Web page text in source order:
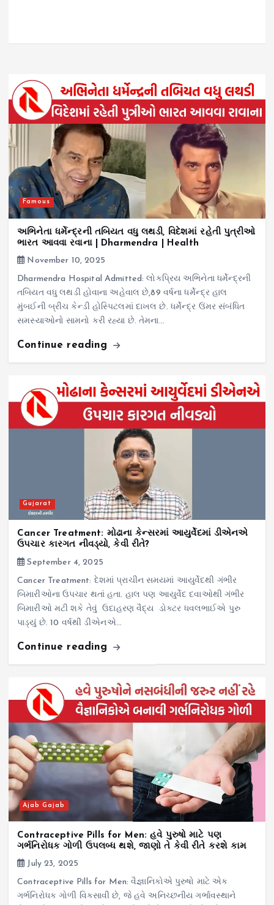
Famous
અભિનેતા ધર્મેન્દ્રની તબિયત વધુ લથડી, વિદેશમાં રહેતી પુત્રીઓ
ભારત આવવા રવાના | Dharmendra | Health
November 10, 2025
Dharmendra Hospital Admitted: લોકપ્રિય અભિનેતા ધર્મેન્દ્રની
તબિયત વધુ લથડી હોવાના અહેવાલ છે,89 વર્ષના ધર્મેન્દ્ર હાલ
મુંબઈની બ્રીચ કેન્ડી હોસ્પિટલમાં દાખલ છે. ધર્મેન્દ્ર ઉંમર સંબંધિત
સમસ્યાઓનો સામનો કરી રહ્યા છે. તેમના…
Continue reading
Gujarat
Cancer Treatment: મોઢાના કેન્સરમાં આયુર્વેદમાં ડીએનએ
ઉપચાર કારગત નીવડ્યો, કેવી રીતે?
September 4, 2025
Cancer Treatment: દેશમાં પ્રાચીન સમયમાં આયુર્વેદથી ગંભીર
બિમારીઓના ઉપચાર થતાં હતા. હાલ પણ આયુર્વેદ દવાઓથી ગંભીર
બિમારીઓ મટી શકે તેવું ઉદાહરણ વૈદ્ય ડોક્ટર ધવલભાઈએ પુરુ
પાડ્યું છે. 10 વર્ષથી ડીએનએ…
Continue reading
Ajab Gajab
Contraceptive Pills for Men: હવે પુરુષો માટે પણ
ગર્ભનિરોધક ગોળી ઉપલબ્ધ થશે, જાણો તે કેવી રીતે કરશે કામ
July 23, 2025
Contraceptive Pills for Men: વૈજ્ઞાનિકોએ પુરુષો માટે એક
ગર્ભનિરોધક ગોળી વિકસાવી છે, જે હવે અનિચ્છનીય ગર્ભાવસ્થાને